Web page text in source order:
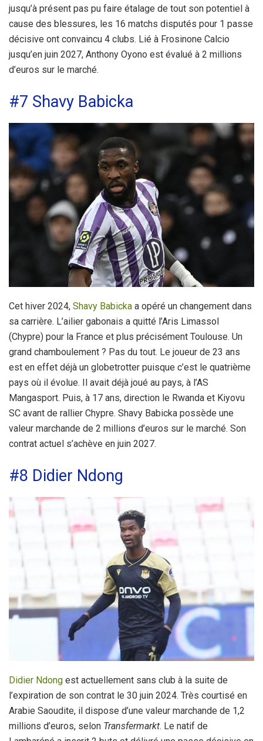
jusqu’à présent pas pu faire étalage de tout son potentiel à
cause des blessures, les 16 matchs disputés pour 1 passe
décisive ont convaincu 4 clubs. Lié à Frosinone Calcio
jusqu’en juin 2027, Anthony Oyono est évalué à 2 millions
d’euros sur le marché.
#7 Shavy Babicka
Cet hiver 2024, Shavy Babicka a opéré un changement dans
sa carrière. L’ailier gabonais a quitté l’Aris Limassol
(Chypre) pour la France et plus précisément Toulouse. Un
grand chamboulement ? Pas du tout. Le joueur de 23 ans
est en effet déjà un globetrotter puisque c’est le quatrième
pays où il évolue. Il avait déjà joué au pays, à l’AS
Mangasport. Puis, à 17 ans, direction le Rwanda et Kiyovu
SC avant de rallier Chypre. Shavy Babicka possède une
valeur marchande de 2 millions d’euros sur le marché. Son
contrat actuel s’achève en juin 2027.
#8 Didier Ndong
Didier Ndong est actuellement sans club à la suite de
l’expiration de son contrat le 30 juin 2024. Très courtisé en
Arabie Saoudite, il dispose d’une valeur marchande de 1,2
millions d’euros, selon Transfermarkt. Le natif de